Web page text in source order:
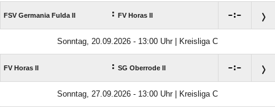
FSV Germania Fulda II : FV Horas II :
Sonntag, 20.09.2026 - 13:00 Uhr | Kreisliga C
FV Horas II : SG Oberrode II :
Sonntag, 27.09.2026 - 13:00 Uhr | Kreisliga C